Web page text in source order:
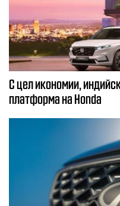
С цел икономии,
платформа на Honda